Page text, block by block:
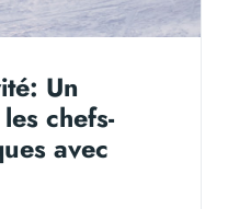
Un
chefs-
avec